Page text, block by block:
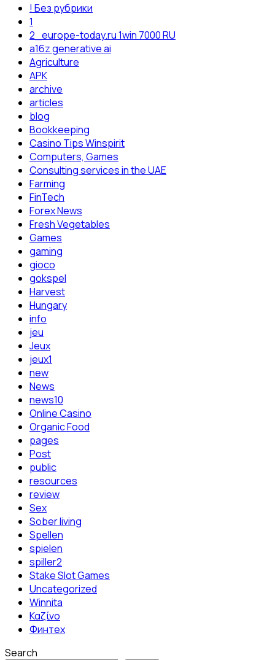
! Без рубрики
1
2_europe-today.ru 1win 7000 RU
a16z generative ai
Agriculture
APK
archive
articles
blog
Bookkeeping
Casino Tips Winspirit
Computers, Games
Consulting services in the UAE
Farming
FinTech
Forex News
Fresh Vegetables
Games
gaming
gioco
gokspel
Harvest
Hungary
info
jeu
Jeux
jeux1
new
News
news10
Online Casino
Organic Food
pages
Post
public
resources
review
Sex
Sober living
Spellen
spielen
spiller2
Stake Slot Games
Uncategorized
Winnita
Καζίνο
Финтех
Search